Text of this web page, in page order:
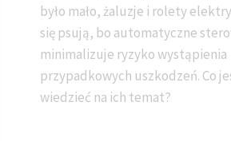
było mało, żaluzje i rolety
się psują, bo automatyczne
minimalizuje ryzyko wystąpienia
przypadkowych uszkodzeń. Co
wiedzieć na ich temat?